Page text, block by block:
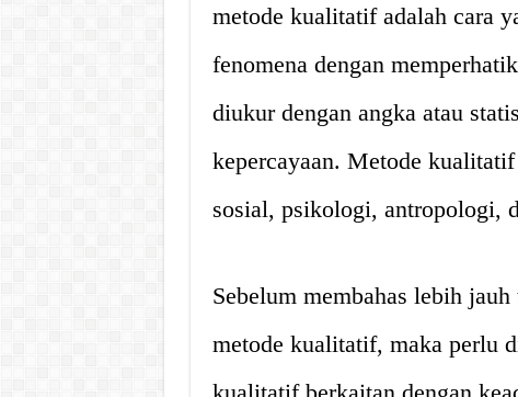
metode kualitatif adalah cara
fenomena dengan
diukur dengan angka atau
kepercayaan. Metode
sosial, psikologi, antropologi,
Sebelum membahas lebih
metode kualitatif, maka perlu